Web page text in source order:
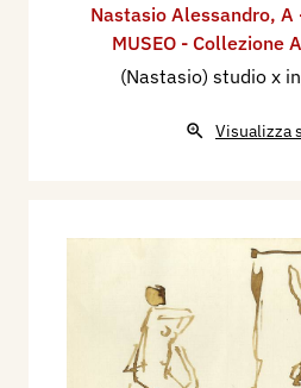
Nastasio Alessandro, A
MUSEO - Collezione
(Nastasio) studio x
Visualizza